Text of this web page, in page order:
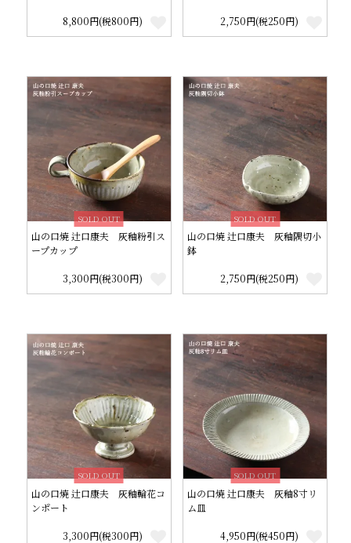
8,800円(税800円) 2,750円(税250円)
SOLD OUT
山の口焼 辻口康夫 灰釉粉引ス
ープカップ
3,300円(税300円)
SOLD OUT
山の口焼 辻口康夫 灰釉隅切小
鉢
2,750円(税250円)
SOLD OUT
山の口焼 辻口康夫 灰釉輪花コ
ンポート
3,300円(税300円)
SOLD OUT
山の口焼 辻口康夫 灰釉8寸リ
ム皿
4,950円(税450円)